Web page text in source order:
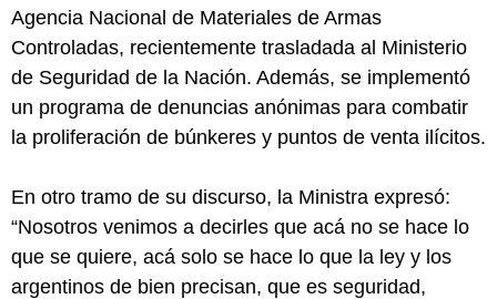
Agencia Nacional de Materiales de Armas
Controladas, recientemente trasladada al Ministerio
de Seguridad de la Nación. Además, se implementó
un programa de denuncias anónimas para combatir
la proliferación de búnkeres y puntos de venta ilícitos.
En otro tramo de su discurso, la Ministra expresó:
“Nosotros venimos a decirles que acá no se hace lo
que se quiere, acá solo se hace lo que la ley y los
argentinos de bien precisan, que es seguridad,